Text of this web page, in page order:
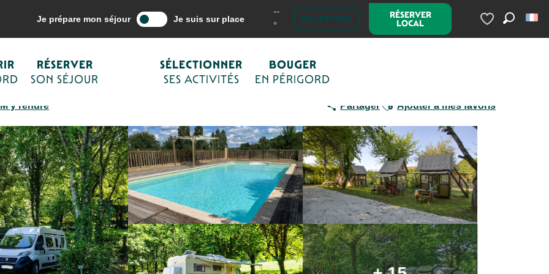
Je prépare mon séjour Je suis sur place
--
°
BILLETTERIE RÉSERVER
LOCAL
Voir les favoris
RÉSERVER
SON SÉJOUR
SÉLECTIONNER
SES ACTIVITÉS
BOUGER
EN PÉRIGORD
Hébergements Campings de Sarlat et du Périgord Noir Camping La Roussie
M'y rendre Partager Ajouter à mes favoris